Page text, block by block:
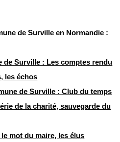
de Surville en Normandie :
de Surville : Les comptes rendu
les échos
de Surville : Club du temps
de la charité, sauvegarde du
mot du maire, les élus